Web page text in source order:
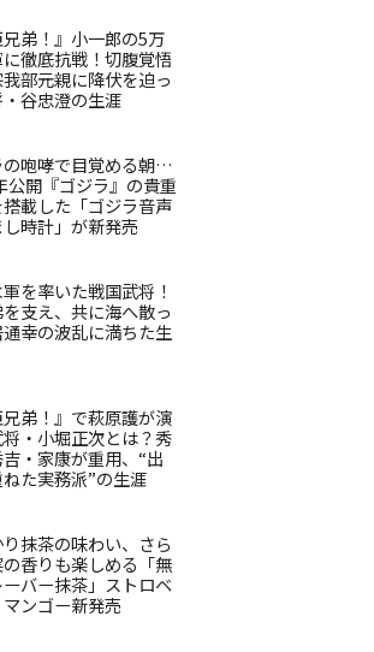
兄弟！』小一郎の5万
徹底抗戦！切腹覚悟
部元親に降伏を迫っ
谷忠澄の生涯
の咆哮で目覚める朝…
公開『ゴジラ』の貴重
載した「ゴジラ音声
時計」が新発売
を率いた戦国武将！
支え、共に海へ散っ
幸の波乱に満ちた生
兄弟！』で萩原護が演
将・小堀正次とは？秀
・家康が重用、“出
た実務派”の生涯
り抹茶の味わい、さら
の香りも楽しめる「無
バー抹茶」ストロベ
マンゴー新発売